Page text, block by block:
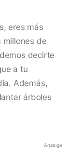
eres más
millones de
decirte
a tu
Además,
árboles
Anzeige